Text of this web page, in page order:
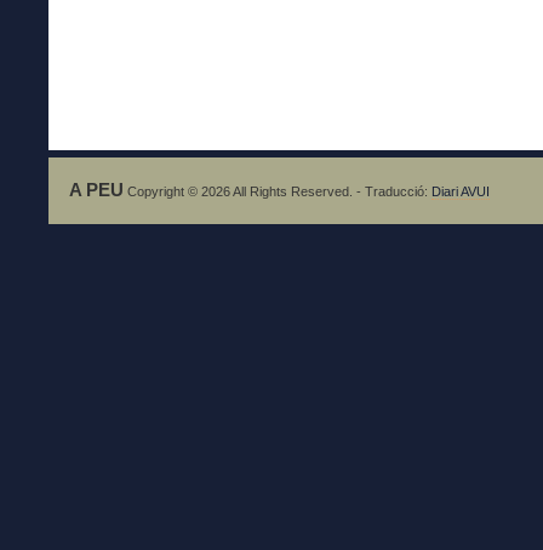
A PEU Copyright © 2026 All Rights Reserved. - Traducció: Diari AVUI